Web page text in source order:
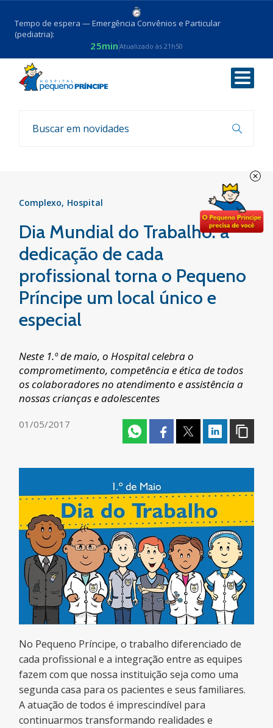
Tempo de espera — Emergência Convênios e Particular
(pediatria):
25min Atualizado às 21h50
Voltar
Notícias
Complexo Hospital
Dia Mundial do Trabalho: a
dedicação de cada
profissional torna o Pequeno
Príncipe um local único e
especial
Neste 1.º de maio, o Hospital celebra o
comprometimento, competência e ética de todos
os colaboradores no atendimento e assistência a
nossas crianças e adolescentes
01/05/2017
No Pequeno Príncipe, o trabalho diferenciado de
cada profissional e a integração entre as equipes
fazem com que nossa instituição seja como uma
segunda casa para os pacientes e seus familiares.
A atuação de todos é imprescindível para
continuarmos transformando realidades e